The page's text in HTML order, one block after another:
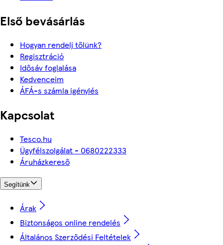
Első bevásárlás
Hogyan rendelj tőlünk?
Regisztráció
Idősáv foglalása
Kedvenceim
ÁFÁ-s számla igénylés
Kapcsolat
Tesco.hu
Ügyfélszolgálat - 0680222333
Áruházkereső
Segítünk
Árak
Biztonságos online rendelés
Általános Szerződési Feltételek